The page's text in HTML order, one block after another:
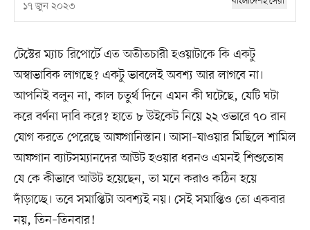
১৭ জুন ২০২৩
টেস্টের ম্যাচ রিপোর্টে এত অতীতচারী হওয়াটাকে কি একটু
অস্বাভাবিক লাগছে? একটু ভাবলেই অবশ্য আর লাগবে না।
আপনিই বলুন না, কাল চতুর্থ দিনে এমন কী ঘটেছে, যেটি ঘটা
করে বর্ণনা দাবি করে? হাতে ৮ উইকেট নিয়ে ২২ ওভারে ৭০ রান
যোগ করতে পেরেছে আফগানিস্তান। আসা–যাওয়ার মিছিলে শামিল
আফগান ব্যাটসম্যানদের আউট হওয়ার ধরনও এমনই শিশুতোষ
যে কে কীভাবে আউট হয়েছেন, তা মনে করাও কঠিন হয়ে
দাঁড়াচ্ছে। তবে সমাপ্তিটা অবশ্যই নয়। সেই সমাপ্তিও তো একবার
নয়, তিন–তিনবার!